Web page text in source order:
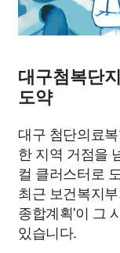
대구첨복단
도약
대구 첨단의료
한 지역 거점을
컬 클러스터로
최근 보건복지
종합계획'이 그
있습니다.